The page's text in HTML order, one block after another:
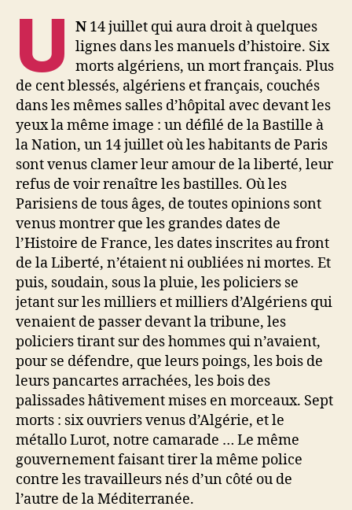
U N 14 juillet qui aura droit à quelques
lignes dans les manuels d’histoire. Six
morts algériens, un mort français. Plus
de cent blessés, algériens et français, couchés
dans les mêmes salles d’hôpital avec devant les
yeux la même image : un défilé de la Bastille à
la Nation, un 14 juillet où les habitants de Paris
sont venus clamer leur amour de la liberté, leur
refus de voir renaître les bastilles. Où les
Parisiens de tous âges, de toutes opinions sont
venus montrer que les grandes dates de
l’Histoire de France, les dates inscrites au front
de la Liberté, n’étaient ni oubliées ni mortes. Et
puis, soudain, sous la pluie, les policiers se
jetant sur les milliers et milliers d’Algériens qui
venaient de passer devant la tribune, les
policiers tirant sur des hommes qui n’avaient,
pour se défendre, que leurs poings, les bois de
leurs pancartes arrachées, les bois des
palissades hâtivement mises en morceaux. Sept
morts : six ouvriers venus d’Algérie, et le
métallo Lurot, notre camarade … Le même
gouvernement faisant tirer la même police
contre les travailleurs nés d’un côté ou de
l’autre de la Méditerranée.